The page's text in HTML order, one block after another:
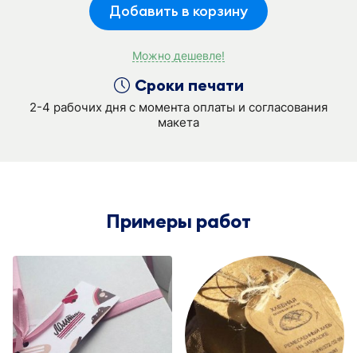
Добавить в корзину
Можно дешевле!
Сроки печати
2-4 рабочих дня с момента оплаты и согласования
макета
Примеры работ